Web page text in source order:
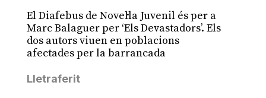
El Diafebus de Novel·la Juvenil és per a
Marc Balaguer per ‘Els Devastadors’. Els
dos autors viuen en poblacions
afectades per la barrancada
Lletraferit